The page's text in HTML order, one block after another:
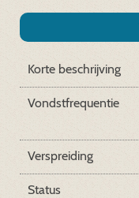
Korte beschrijving
Vondstfrequentie
Verspreiding
Status